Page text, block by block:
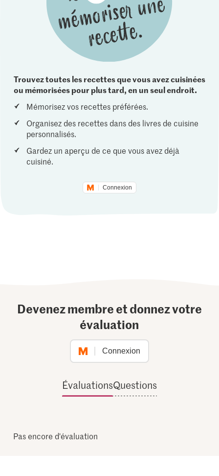
Trouvez toutes les recettes que vous avez cuisinées
ou mémorisées pour plus tard, en un seul endroit.
Mémorisez vos recettes préférées.
Organisez des recettes dans des livres de cuisine
personnalisés.
Gardez un aperçu de ce que vous avez déjà
cuisiné.
Connexion
Devenez membre et donnez votre
évaluation
Connexion
ÉvaluationsQuestions
Pas encore d'évaluation